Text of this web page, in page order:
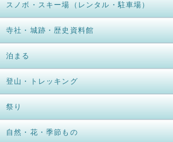
スノボ・スキー場（レンタル・駐車場）
寺社・城跡・歴史資料館
泊まる
登山・トレッキング
祭り
自然・花・季節もの